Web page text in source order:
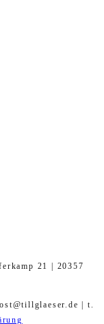
21 | 20357
| t.